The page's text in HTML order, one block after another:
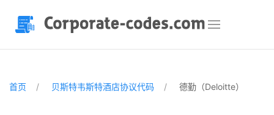
首页 贝斯特韦斯特酒店协议代码 德勤（Deloitte）